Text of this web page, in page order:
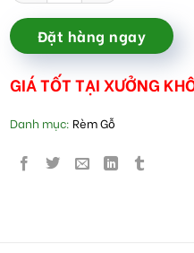
Đặt hàng ngay
GIÁ TỐT TẠI XƯỞNG
Danh mục: Rèm Gỗ